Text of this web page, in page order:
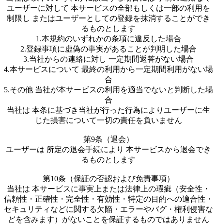
ユーザーに対して 本サービスの全部もしくは一部の利用を
制限し またはユーザーとしての登録を抹消することができ
るものとします
1.本規約のいずれかの条項に違反した場合
2.登録事項に虚偽の事実があることが判明した場合
3.当社からの連絡に対し 一定期間返答がない場合
4.本サービスについて 最終の利用から一定期間利用がない場
合
5.その他 当社が本サービスの利用を適当でないと判断した場
合
当社は 本条に基づき当社が行った行為によりユーザーに生
じた損害について一切の責任を負いません
第9条（退会）
ユーザーは 所定の退会手続により 本サービスから退会でき
るものとします
第10条（保証の否認および免責事項）
当社は 本サービスに事実上または法律上の瑕疵（安全性・
信頼性・正確性・完全性・有効性・特定の目的への適合性・
セキュリティなどに関する欠陥・エラーやバグ・権利侵害な
どを含みます）がないことを保証するものではありません